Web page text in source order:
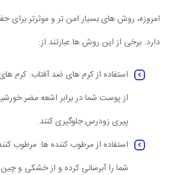
امروزه، روش های بسیار امن تر و موثرتر برای
دارد. برخی از این روش ها عبارتند از:
استفاده از کرم های ضد آفتاب: کرم
از پوست شما در برابر اشعه مضر
پیری زودرس جلوگیری کنند.
استفاده از مرطوب کننده ها: مرطوب
شما را آبرسانی کرده و از خشکی و